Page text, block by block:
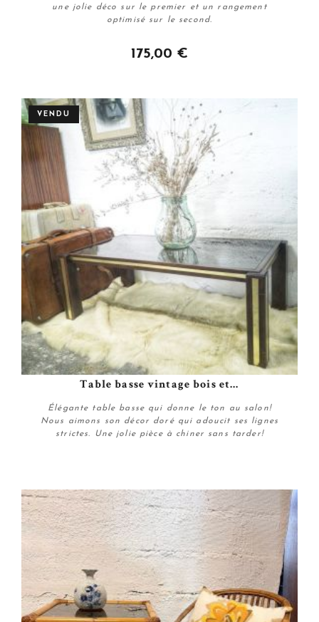
une jolie déco sur le premier et un rangement
optimisé sur le second.
175,00 €
Plus de détails
VENDU
Table basse vintage bois et...
Élégante table basse qui donne le ton au salon!
Nous aimons son décor doré qui adoucit ses lignes
strictes. Une jolie pièce à chiner sans tarder!